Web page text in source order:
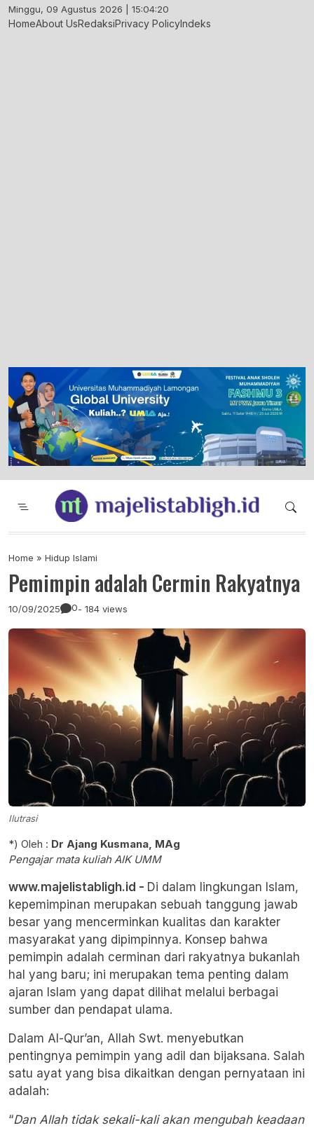
Skip
to
Minggu, 09 Agustus 2026 | 15:04:21
HomeAbout UsRedaksiPrivacy PolicyIndeks
Majelis Tabligh Muhammadiyah
Syiar Dakwah Islam Berkemajuan dan
Home » Hidup Islami
Pemimpin adalah Cermin Rakyatnya
10/09/2025 0- 184 views
Ilutrasi
*) Oleh : Dr Ajang Kusmana, MAg
Pengajar mata kuliah AIK UMM
www.majelistabligh.id - Di dalam lingkungan Islam,
kepemimpinan merupakan sebuah tanggung jawab
besar yang mencerminkan kualitas dan karakter
masyarakat yang dipimpinnya. Konsep bahwa
pemimpin adalah cerminan dari rakyatnya bukanlah
hal yang baru; ini merupakan tema penting dalam
ajaran Islam yang dapat dilihat melalui berbagai
sumber dan pendapat ulama.
Dalam Al-Qur’an, Allah Swt. menyebutkan
pentingnya pemimpin yang adil dan bijaksana. Salah
satu ayat yang bisa dikaitkan dengan pernyataan ini
adalah:
“Dan Allah tidak sekali-kali akan mengubah keadaan